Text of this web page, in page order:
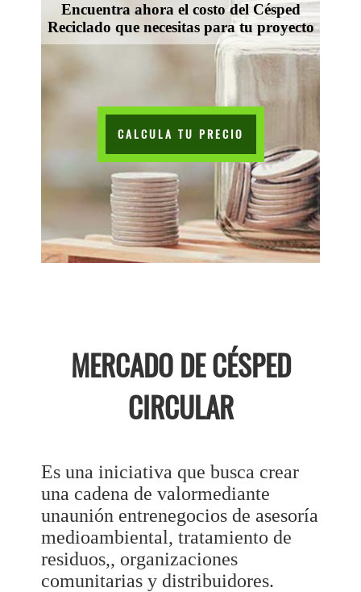
Encuentra ahora el costo del Césped
Reciclado que necesitas para tu proyecto
CALCULA TU PRECIO
MERCADO DE CÉSPED
CIRCULAR
Es una iniciativa que busca crear
una cadena de valormediante
unaunión entrenegocios de asesoría
medioambiental, tratamiento de
residuos,, organizaciones
comunitarias y distribuidores.